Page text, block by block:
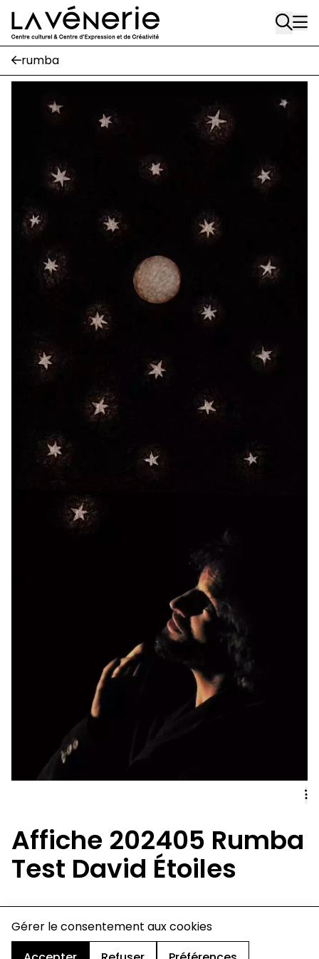
Gérer le consentement aux cookies
Aller au contenu principal
rumba
Affiche 202405 Rumba
Test David Étoiles
charte de confidentialité
mentions légales
cookies